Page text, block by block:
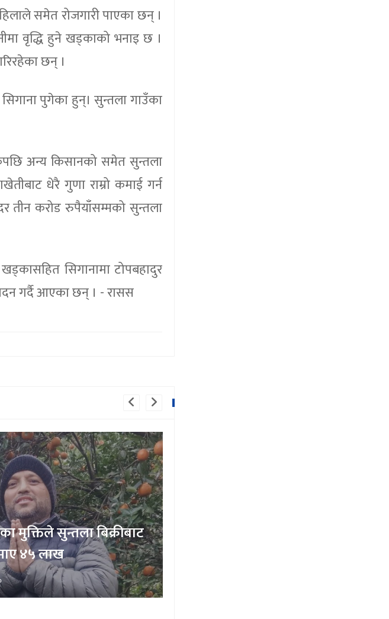
समेत रोजगारी पाएका छन् ।
वृद्धि हुने खड्काको भनाइ छ ।
छन् ।
पुगेका हुन्। सुन्तला गाउँका
अन्य किसानको समेत सुन्तला
धेरै गुणा राम्रो कमाई गर्न
तीन करोड रुपैयाँसम्मको सुन्तला
सिगानामा टोपबहादुर
गर्दै आएका छन् । - रासस